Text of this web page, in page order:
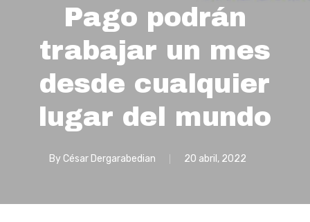
Pago podrán
trabajar un mes
desde cualquier
lugar del mundo
By César Dergarabedian 20 abril, 2022